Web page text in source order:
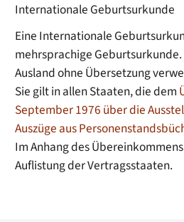
Internationale Geburtsurkunde
Eine Internationale
mehrsprachige
Ausland ohne Übersetzung
Sie gilt in allen Staaten, die dem
September 1976 über die
Auszüge aus
Im Anhang des
Auflistung der Vertragsstaaten.